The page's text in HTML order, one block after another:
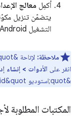
أكمِل معالج
التشغيل Android المطلوبة للتطوير.
ملاحظة:
انقر على الأدوات >
&quot;استوديو Android&quot;.
المكتبات المطلوبة